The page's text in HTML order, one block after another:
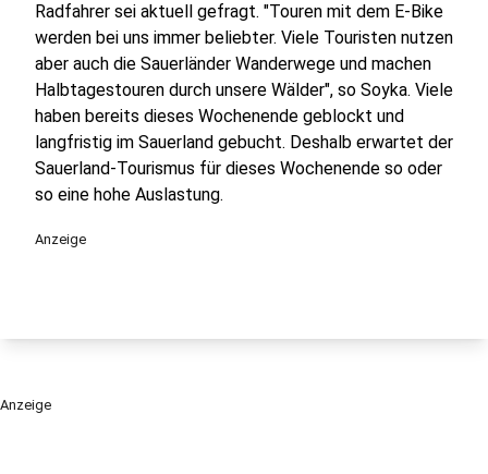
Radfahrer sei aktuell gefragt. "Touren mit dem E-Bike
werden bei uns immer beliebter. Viele Touristen nutzen
aber auch die Sauerländer Wanderwege und machen
Halbtagestouren durch unsere Wälder", so Soyka. Viele
haben bereits dieses Wochenende geblockt und
langfristig im Sauerland gebucht. Deshalb erwartet der
Sauerland-Tourismus für dieses Wochenende so oder
so eine hohe Auslastung.
Anzeige
Anzeige